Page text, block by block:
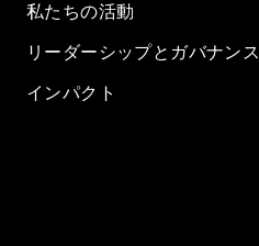
私たちの活動
リーダーシップとガバナンス
インパクト